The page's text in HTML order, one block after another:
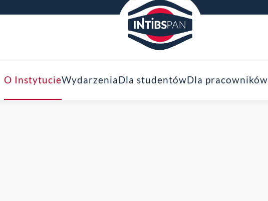
O InstytucieWydarzeniaDla studentówDla pracowników